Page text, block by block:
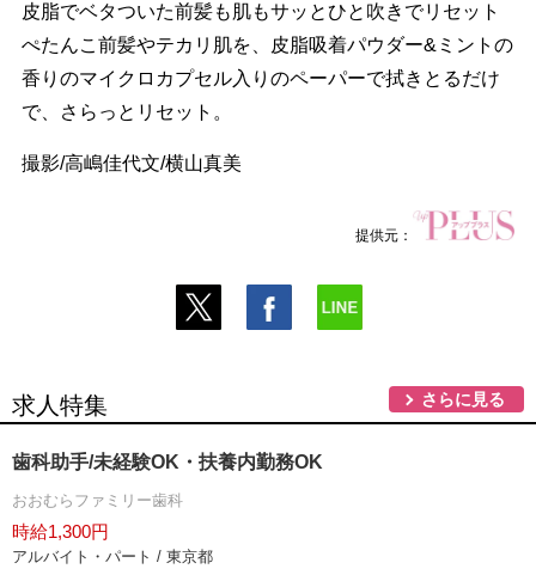
皮脂でベタついた前髪も肌もサッとひと吹きでリセット
ぺたんこ前髪やテカリ肌を、皮脂吸着パウダー&ミントの
香りのマイクロカプセル入りのペーパーで拭きとるだけ
で、さらっとリセット。
撮影/高嶋佳代文/横山真美
提供元：
求人特集 さらに見る
歯科助手/未経験OK・扶養内勤務OK
おおむらファミリー歯科
時給1,300円
アルバイト・パート / 東京都